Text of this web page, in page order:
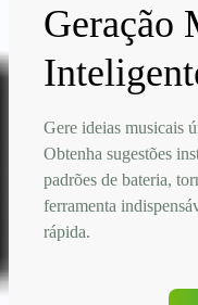
Geração
Gere ideias musicais
Obtenha sugestões
padrões de bateria,
ferramenta
rápida.